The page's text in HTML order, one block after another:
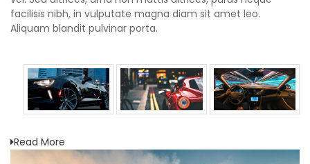
facilisis nibh, in vulputate magna diam sit amet leo.
Aliquam blandit pulvinar porta.
Read More